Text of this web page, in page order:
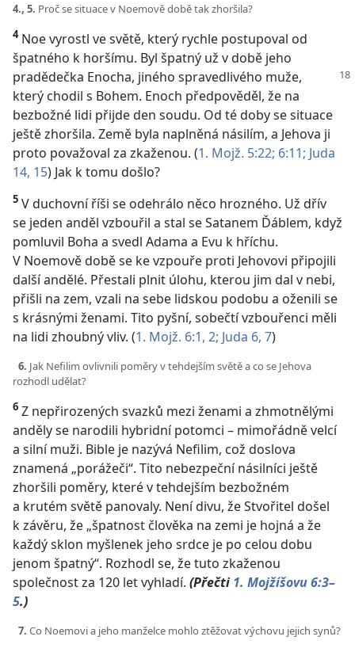
4., 5. Proč se situace v Noemově době tak zhoršila?
4Noe vyrostl ve světě, který rychle postupoval od
špatného k horšímu. Byl špatný už v době jeho
pradědečka Enocha, jiného spravedlivého muže,
který chodil s Bohem. Enoch předpověděl, že na
bezbožné lidi přijde den soudu. Od té doby se situace
ještě zhoršila. Země byla naplněná násilím, a Jehova ji
proto považoval za zkaženou. (1. Mojž. 5:22; 6:11; Juda
14, 15) Jak k tomu došlo?
5 V duchovní říši se odehrálo něco hrozného. Už dřív
se jeden anděl vzbouřil a stal se Satanem Ďáblem, když
pomluvil Boha a svedl Adama a Evu k hříchu.
V Noemově době se ke vzpouře proti Jehovovi připojili
další andělé. Přestali plnit úlohu, kterou jim dal v nebi,
přišli na zem, vzali na sebe lidskou podobu a oženili se
s krásnými ženami. Tito pyšní, sobečtí vzbouřenci měli
na lidi zhoubný vliv. (1. Mojž. 6:1, 2; Juda 6, 7)
6. Jak Nefilim ovlivnili poměry v tehdejším světě a co se Jehova
rozhodl udělat?
6 Z nepřirozených svazků mezi ženami a zhmotnělými
anděly se narodili hybridní potomci – mimořádně velcí
a silní muži. Bible je nazývá Nefilim, což doslova
znamená „porážeči“. Tito nebezpeční násilníci ještě
zhoršili poměry, které v tehdejším bezbožném
a krutém světě panovaly. Není divu, že Stvořitel došel
k závěru, že „špatnost člověka na zemi je hojná a že
každý sklon myšlenek jeho srdce je po celou dobu
jenom špatný“. Rozhodl se, že tuto zkaženou
společnost za 120 let vyhladí. (Přečti 1. Mojžíšovu 6:3–
5.)
7. Co Noemovi a jeho manželce mohlo ztěžovat výchovu jejich synů?